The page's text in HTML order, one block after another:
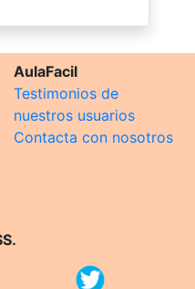
AulaFacil
Testimonios de
nuestros usuarios
Contacta con nosotros